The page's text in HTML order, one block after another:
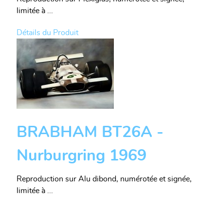
limitée à ...
Détails du Produit
BRABHAM BT26A -
Nurburgring 1969
Reproduction sur Alu dibond, numérotée et signée,
limitée à ...